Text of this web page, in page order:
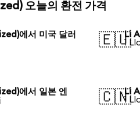
오늘의 환전 가격
에서 미국 달러
🇪🇺
Li
1
에서 일본 엔
🇨🇳
Li
1